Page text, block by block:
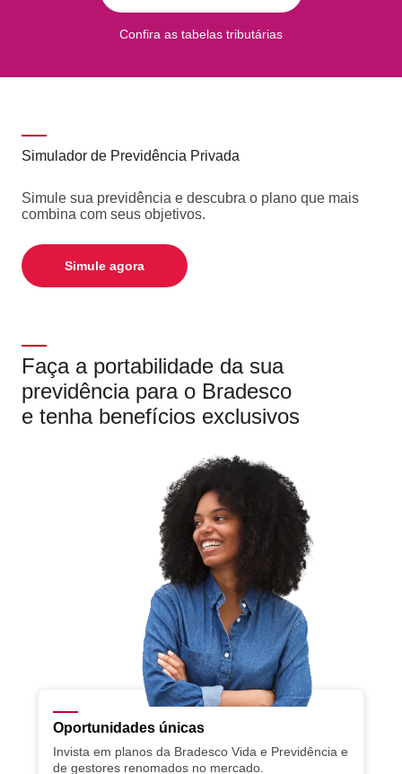
Confira as tabelas tributárias
Simulador de Previdência Privada
Simule sua previdência e descubra o plano que mais
combina com seus objetivos.
Simule agora
Faça a portabilidade da sua
previdência para o Bradesco
e tenha benefícios exclusivos
Oportunidades únicas
Invista em planos da Bradesco Vida e Previdência e
de gestores renomados no mercado.